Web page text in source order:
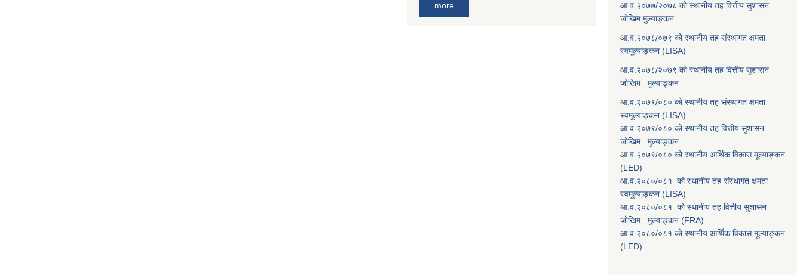
more
आ.व.२०७७/२०७८ को स्थानीय तह वित्तीय सुशासन
जोखिम मुल्याङ्कन
आ.व.२०७८/०७९ को स्थानीय तह संस्थागत क्षमता
स्वमूल्याङ्कन (LISA)
आ.व.२०७८/२०७९ को स्थानीय तह वित्तीय सुशासन
जोखिम मुल्याङ्कन
आ.व.२०७९/०८० को स्थानीय तह संस्थागत क्षमता
स्वमूल्याङ्कन (LISA)
आ.व.२०७९/०८० को स्थानीय तह वित्तीय सुशासन
जोखिम मुल्याङ्कन
आ.व.२०७९/०८० को स्थानीय आर्थिक विकास मूल्याङ्कन
(LED)
आ.व.२०८०/०८१ को स्थानीय तह संस्थागत क्षमता
स्वमूल्याङ्कन (LISA)
आ.व.२०८०/०८१ को स्थानीय तह वित्तीय सुशासन
जोखिम मुल्याङ्कन (FRA)
आ.व.२०८०/०८१ को स्थानीय आर्थिक विकास मूल्याङ्कन
(LED)